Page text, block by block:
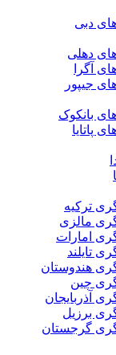
دبی
دهلی
آگرا
جیپور
بانکوک
پاتایا
ترکیه
مالزی
امارات
تایلند
هندوستان
چین
آذربایجان
برزیل
گرجستان